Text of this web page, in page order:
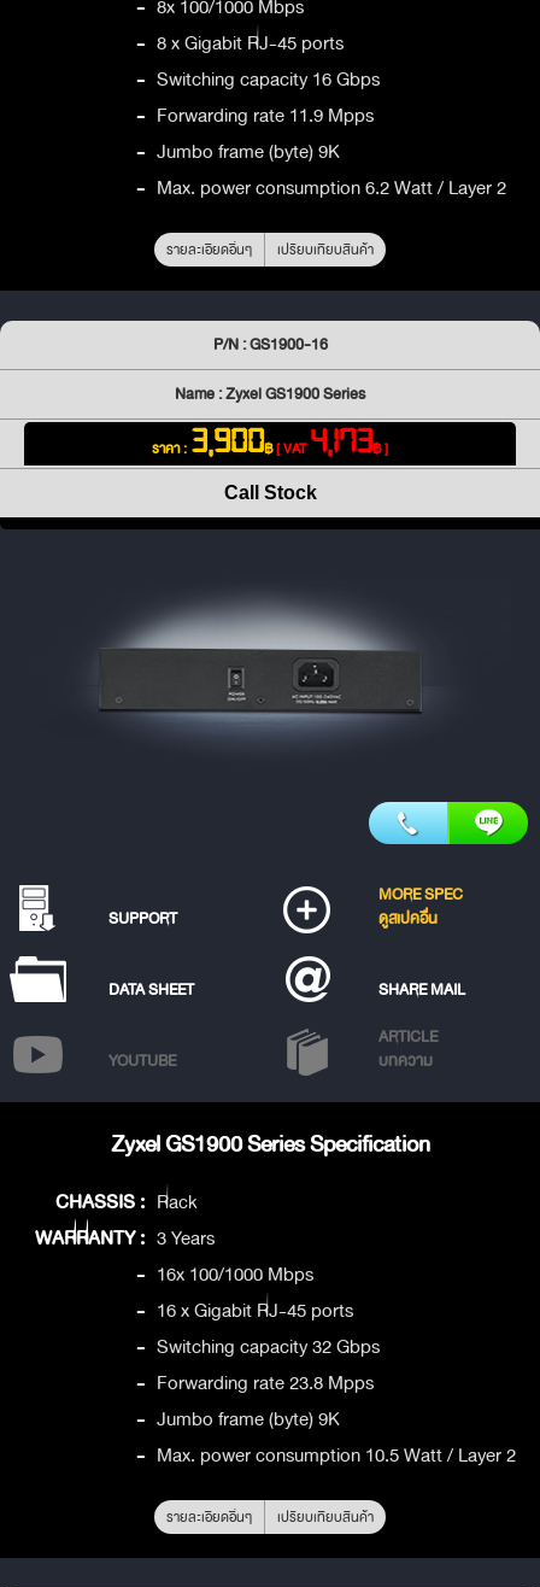
- 8x 100/1000 Mbps
- 8 x Gigabit RJ-45 ports
- Switching capacity 16 Gbps
- Forwarding rate 11.9 Mpps
- Jumbo frame (byte) 9K
- Max. power consumption 6.2 Watt / Layer 2
รายละเอียดอื่นๆ เปรียบเทียบสินค้า
P/N : GS1900-16
Name : Zyxel GS1900 Series
ราคา : 3,900฿[ VAT4,173฿ ]
Call Stock
SUPPORT
MORE SPEC
ดูสเปคอื่น
DATA SHEET SHARE MAIL
YOUTUBE
ARTICLE
บทความ
Zyxel GS1900 Series Specification
CHASSIS : Rack
WARRANTY : 3 Years
- 16x 100/1000 Mbps
- 16 x Gigabit RJ-45 ports
- Switching capacity 32 Gbps
- Forwarding rate 23.8 Mpps
- Jumbo frame (byte) 9K
- Max. power consumption 10.5 Watt / Layer 2
รายละเอียดอื่นๆ เปรียบเทียบสินค้า